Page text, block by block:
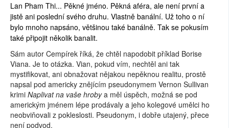
Lan Pham Thi... Pěkné jméno. Pěkná aféra, ale není první a
jistě ani poslední svého druhu. Vlastně banální. Už toho o ní
bylo mnoho napsáno, většinou také banálně. Tak se pokusím
také připojit několik banalit.
Sám autor Cempírek říká, že chtěl napodobit příklad Borise
Viana. Je to otázka. Vian, pokud vím, nechtěl ani tak
mystifikovat, ani obnažovat nějakou nepěknou realitu, prostě
napsal pod americky znějícím pseudonymem Vernon Sullivan
krimi Naplivat na vaše hrobya měl úspěch, možná se pod
americkým jménem lépe prodávaly a jeho kolegové umělci ho
neobviňovali z pokleslosti. Pseudonym, i dobře utajený, přece
není podvod.